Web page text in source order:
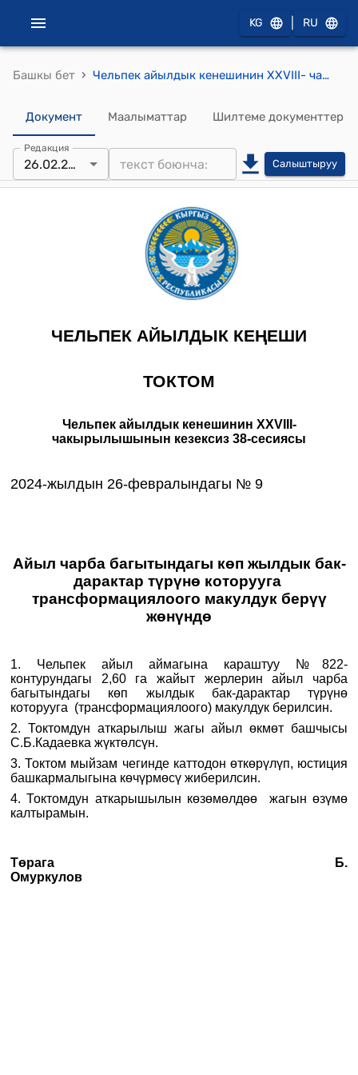
KG RU
Башкы бет › Чельпек айылдык кенешинин XXVIII- чакырылышынын кезексиз 38-сесиясынын 2024-жылдын 26-февралындагы № 9 " "Айыл чарба багытындагы көп жылдык бак-дарактар түрүнө которууга трансформациялоого макулдук берүү жөнүндө" токтому
Документ Маалыматтар Шилтеме документтер
Редакция
26.02.2024 Салыштыруу